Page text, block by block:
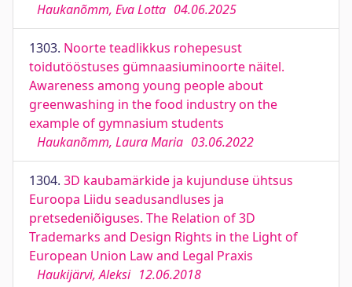
Haukanõmm, Eva Lotta 04.06.2025
1303. Noorte teadlikkus rohepesust
toidutööstuses gümnaasiuminoorte näitel.
Awareness among young people about
greenwashing in the food industry on the
example of gymnasium students
Haukanõmm, Laura Maria 03.06.2022
1304. 3D kaubamärkide ja kujunduse ühtsus
Euroopa Liidu seadusandluses ja
pretsedeniõiguses. The Relation of 3D
Trademarks and Design Rights in the Light of
European Union Law and Legal Praxis
Haukijärvi, Aleksi 12.06.2018